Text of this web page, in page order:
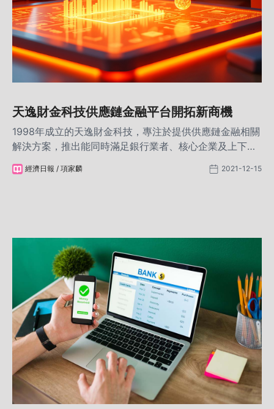
天逸財金科技供應鏈金融平台開拓新商機
1998年成立的天逸財金科技，專注於提供供應鏈金融相關
解決方案，推出能同時滿足銀行業者、核心企業及上下游
術所構成，有效解決銀行對於風險控制上的擔憂，開創四
經濟日報 / 項家麟 2021-12-15